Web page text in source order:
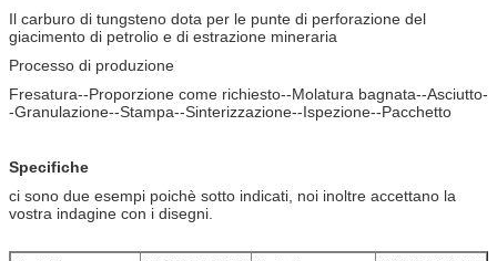
Il carburo di tungsteno dota per le punte di perforazione del
giacimento di petrolio e di estrazione mineraria
Processo di produzione
Fresatura--Proporzione come richiesto--Molatura bagnata--Asciutto-
-Granulazione--Stampa--Sinterizzazione--Ispezione--Pacchetto
Specifiche
ci sono due esempi poichè sotto indicati, noi inoltre accettano la
vostra indagine con i disegni.